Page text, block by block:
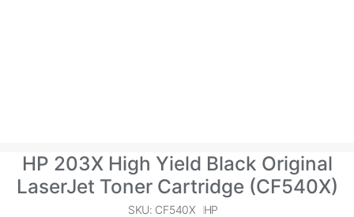
HP 203X High Yield Black Original
LaserJet Toner Cartridge (CF540X)
SKU: CF540X HP